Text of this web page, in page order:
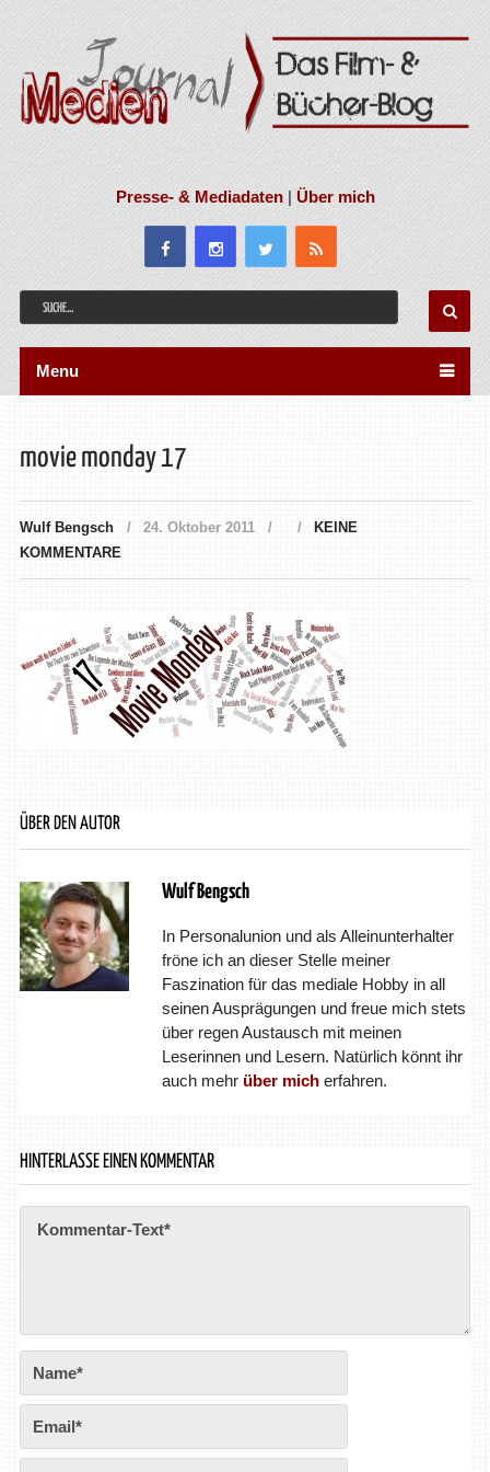
Presse- & Mediadaten|Über mich
Menu
movie monday 17
Wulf Bengsch 24. Oktober 2011
KEINE
KOMMENTARE
ÜBER DEN AUTOR
Wulf Bengsch
In Personalunion und als Alleinunterhalter
fröne ich an dieser Stelle meiner
Faszination für das mediale Hobby in all
seinen Ausprägungen und freue mich stets
über regen Austausch mit meinen
Leserinnen und Lesern. Natürlich könnt ihr
auch mehr über micherfahren.
HINTERLASSE EINEN KOMMENTAR